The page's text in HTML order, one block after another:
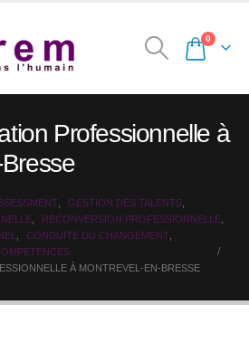
0
Professionnelle à
GESTION DES TALENTS
RECONVERSION PROFESSIONNELLE
CONDUITE DU CHANGEMENT
À MONTREVEL-EN-BRESSE